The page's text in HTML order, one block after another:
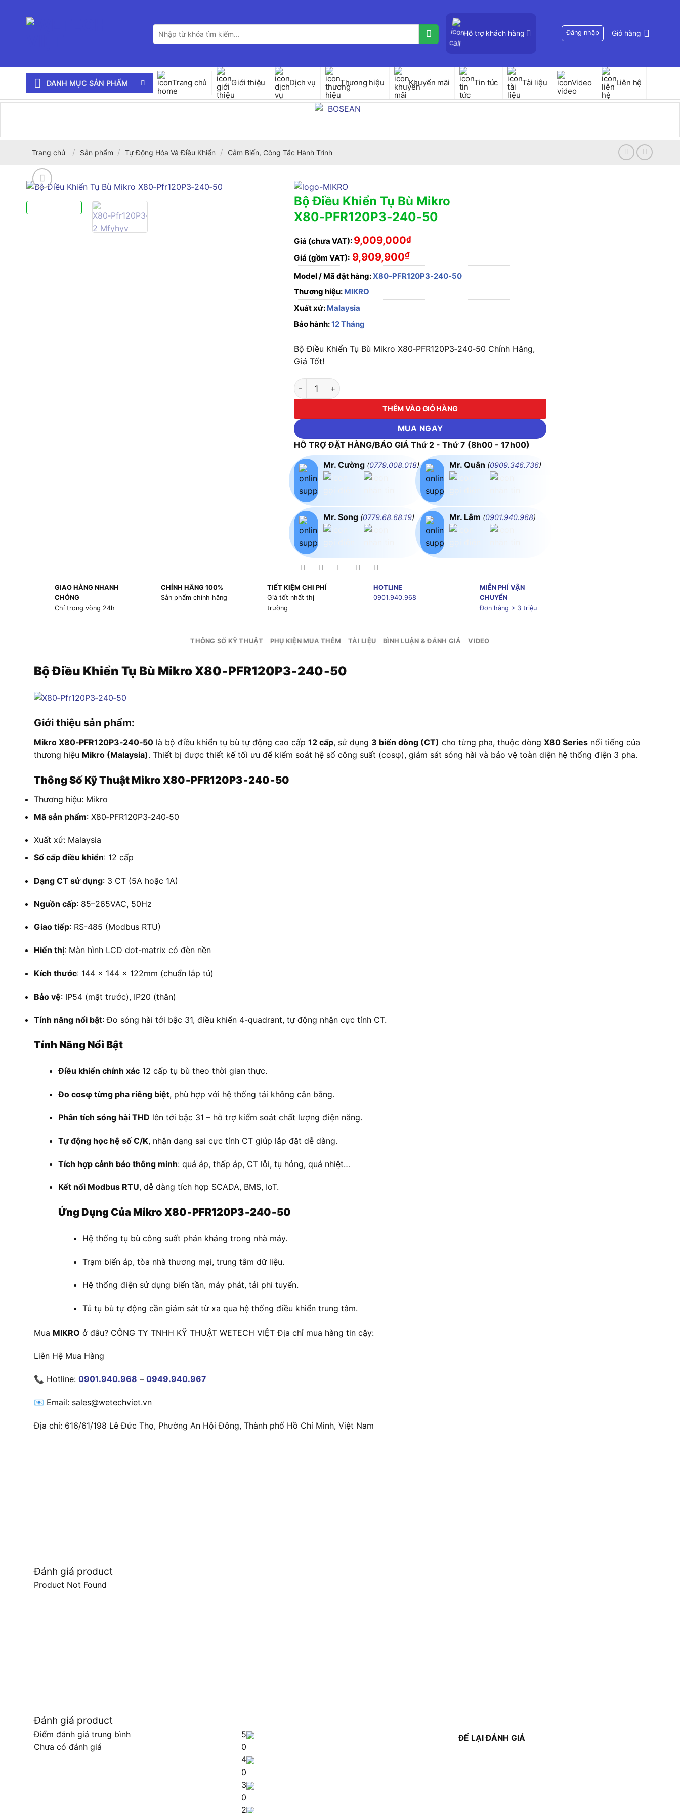
Tìm
kiếm:
Hỗ trợ khách hàng Đăng nhập Giỏ hàng
DANH MỤC SẢN PHẨM Trang chủ Giới thiệu Dịch vụ Thương hiệu Khuyến mãi Tin tức Tài liệu Video Liên hệ
Trang chủ / Sản phẩm / Tự Động Hóa Và Điều Khiển / Cảm Biến, Công Tắc Hành Trình
Bộ Điều Khiển Tụ Bù Mikro
X80‑PFR120P3‑240‑50
Giá (chưa VAT): 9,009,000₫
Giá (gồm VAT): 9,909,900₫
Model / Mã đặt hàng:X80‑PFR120P3‑240‑50
Thương hiệu: MIKRO
Xuất xứ: Malaysia
Bảo hành:12 Tháng
Bộ Điều Khiển Tụ Bù Mikro X80‑PFR120P3‑240‑50 Chính Hãng,
Giá Tốt!
Bộ Điều Khiển Tụ Bù Mikro X80‑PFR120P3‑240‑50 số lượng
THÊM VÀO GIỎ HÀNG
MUA NGAY
HỖ TRỢ ĐẶT HÀNG/BÁO GIÁ Thứ 2 - Thứ 7 (8h00 - 17h00)
Mr. Cường (0779.008.018)
Mr. Song (0779.68.68.19)
Mr. Quân (0909.346.736)
Mr. Lâm (0901.940.968)
GIAO HÀNG NHANH
CHÓNG
Chỉ trong vòng 24h
CHÍNH HÃNG 100%
Sản phẩm chính hãng
TIẾT KIỆM CHI PHÍ
Giá tốt nhất thị
trường
HOTLINE
0901.940.968
MIỄN PHÍ VẬN
CHUYỂN
Đơn hàng > 3 triệu
THÔNG SỐ KỸ THUẬT PHỤ KIỆN MUA THÊM TÀI LIỆU BÌNH LUẬN & ĐÁNH GIÁ VIDEO
Bộ Điều Khiển Tụ Bù Mikro X80‑PFR120P3‑240‑50
Giới thiệu sản phẩm:
Mikro X80‑PFR120P3‑240‑50 là bộ điều khiển tụ bù tự động cao cấp 12 cấp, sử dụng 3 biến dòng (CT) cho từng pha, thuộc dòng X80 Series nổi tiếng của
thương hiệu Mikro (Malaysia). Thiết bị được thiết kế tối ưu để kiểm soát hệ số công suất (cosφ), giám sát sóng hài và bảo vệ toàn diện hệ thống điện 3 pha.
Thông Số Kỹ Thuật Mikro X80‑PFR120P3‑240‑50
Thương hiệu: Mikro
Mã sản phẩm: X80‑PFR120P3‑240‑50
Xuất xứ: Malaysia
Số cấp điều khiển: 12 cấp
Dạng CT sử dụng: 3 CT (5A hoặc 1A)
Nguồn cấp: 85–265VAC, 50Hz
Giao tiếp: RS-485 (Modbus RTU)
Hiển thị: Màn hình LCD dot-matrix có đèn nền
Kích thước: 144 x 144 x 122mm (chuẩn lắp tủ)
Bảo vệ: IP54 (mặt trước), IP20 (thân)
Tính năng nổi bật: Đo sóng hài tới bậc 31, điều khiển 4-quadrant, tự động nhận cực tính CT.
Tính Năng Nổi Bật
Điều khiển chính xác 12 cấp tụ bù theo thời gian thực.
Đo cosφ từng pha riêng biệt, phù hợp với hệ thống tải không cân bằng.
Phân tích sóng hài THD lên tới bậc 31 – hỗ trợ kiểm soát chất lượng điện năng.
Tự động học hệ số C/K, nhận dạng sai cực tính CT giúp lắp đặt dễ dàng.
Tích hợp cảnh báo thông minh: quá áp, thấp áp, CT lỗi, tụ hỏng, quá nhiệt…
Kết nối Modbus RTU, dễ dàng tích hợp SCADA, BMS, IoT.
Ứng Dụng Của Mikro X80‑PFR120P3‑240‑50
Hệ thống tụ bù công suất phản kháng trong nhà máy.
Trạm biến áp, tòa nhà thương mại, trung tâm dữ liệu.
Hệ thống điện sử dụng biến tần, máy phát, tải phi tuyến.
Tủ tụ bù tự động cần giám sát từ xa qua hệ thống điều khiển trung tâm.
Mua MIKRO ở đâu? CÔNG TY TNHH KỸ THUẬT WETECH VIỆT Địa chỉ mua hàng tin cậy:
Liên Hệ Mua Hàng
📞 Hotline: 0901.940.968 – 0949.940.967
📧 Email: sales@wetechviet.vn
Địa chỉ: 616/61/198 Lê Đức Thọ, Phường An Hội Đông, Thành phố Hồ Chí Minh, Việt Nam
Đánh giá product
Product Not Found
Đánh giá product
Điểm đánh giá trung bình
Chưa có đánh giá
5
0
4
0
3
0
2
ĐỂ LẠI ĐÁNH GIÁ